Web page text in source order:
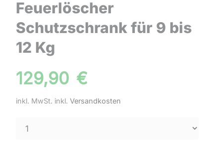
Feuerlöscher
Schutzschrank für 9 bis
12 Kg
129,90 €
inkl. MwSt. inkl. Versandkosten